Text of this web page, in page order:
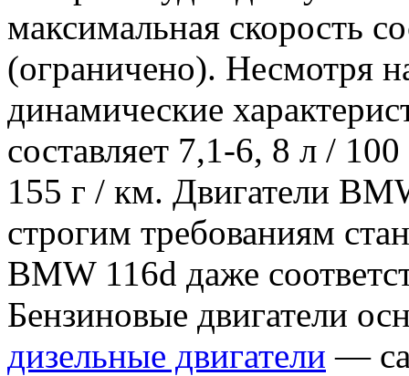
максимальная скорость
(ограничено). Несмотря
динамические
составляет 7,1-6, 8 л /
155 г / км. Двигатели
строгим требованиям
BMW 116d даже
Бензиновые двигатели
дизельные двигатели —